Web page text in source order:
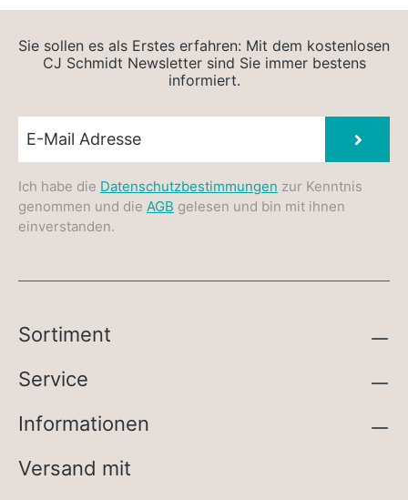
Sie sollen es als Erstes erfahren: Mit dem kostenlosen
CJ Schmidt Newsletter sind Sie immer bestens
informiert.
Ich habe die Datenschutzbestimmungen zur Kenntnis
genommen und die AGB gelesen und bin mit ihnen
einverstanden.
Sortiment
Service
Informationen
Versand mit